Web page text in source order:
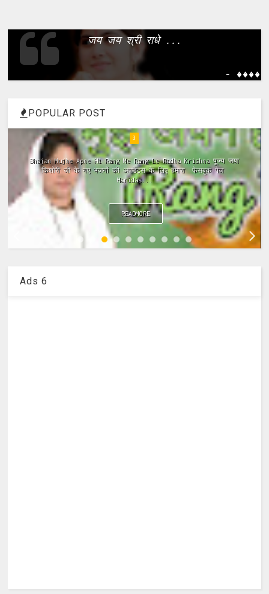
जय जय श्री राधे ...
- ����
POPULAR POST
4
ramayan ki chaupai, ramayan chaupai hindi, ramayan chaupai
in hindi, ramayan chaupai download, ramayan chaupai mp3,
ramayan chaupai video...
READMORE
Ads 6